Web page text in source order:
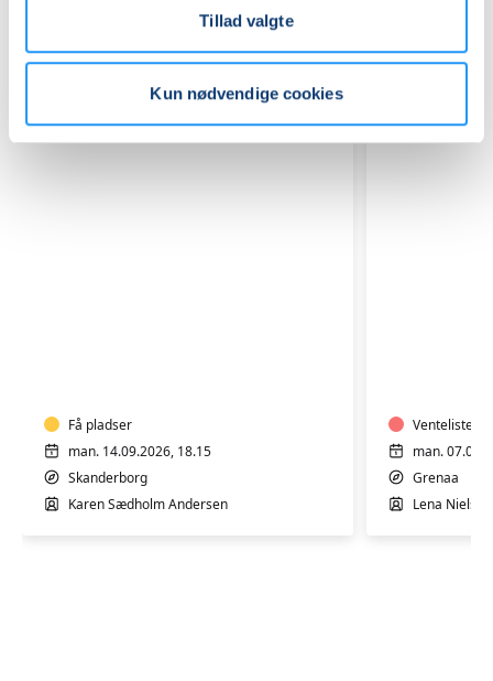
Tillad valgte
Kun nødvendige cookies
Relaterede hold
Få pladser
man. 14.09.2026, 18.15
Skanderborg
Karen Sædholm Andersen
Venteliste
man.
Grenaa
Lena Nielsen